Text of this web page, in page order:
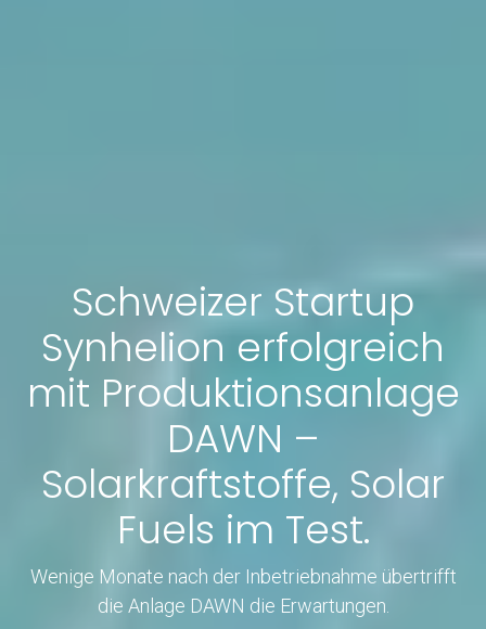
Schweizer Startup
Synhelion erfolgreich
mit Produktionsanlage
DAWN –
Solarkraftstoffe, Solar
Fuels im Test.
Wenige Monate nach der Inbetriebnahme übertrifft
die Anlage DAWN die Erwartungen.